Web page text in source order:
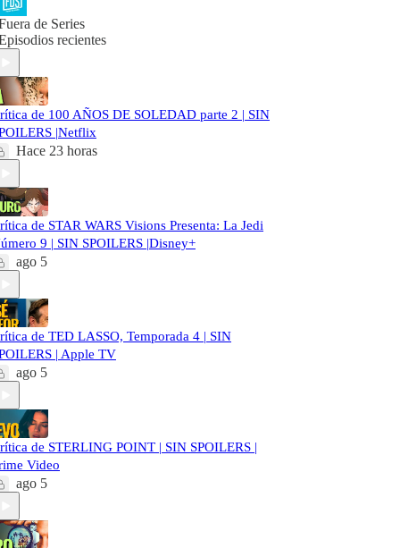
de Series
recientes
de 100 AÑOS DE SOLEDAD parte 2 | SIN
|Netflix
Hace 23 horas
de STAR WARS Visions Presenta: La Jedi
9 | SIN SPOILERS |Disney+
ago 5
de TED LASSO, Temporada 4 | SIN
| Apple TV
ago 5
de STERLING POINT | SIN SPOILERS |
Video
ago 5